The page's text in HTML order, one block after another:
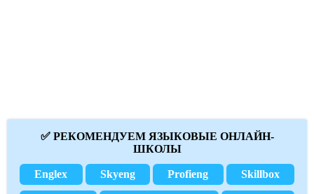
✅ РЕКОМЕНДУЕМ ЯЗЫКОВЫЕ ОНЛАЙН-
ШКОЛЫ
Englex Skyeng Profieng Skillbox